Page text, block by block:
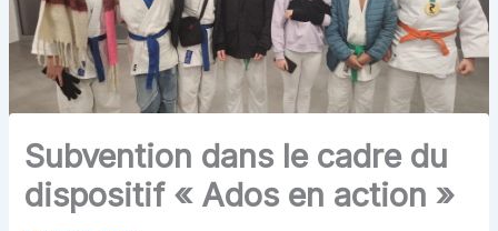
Subvention dans le cadre du
dispositif « Ados en action »